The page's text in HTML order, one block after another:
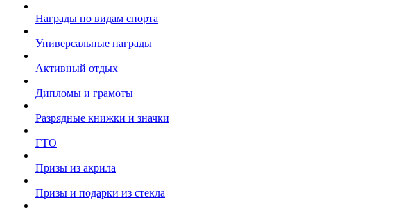
Награды по видам спорта
Универсальные награды
Активный отдых
Дипломы и грамоты
Разрядные книжки и значки
ГТО
Призы из акрила
Призы и подарки из стекла